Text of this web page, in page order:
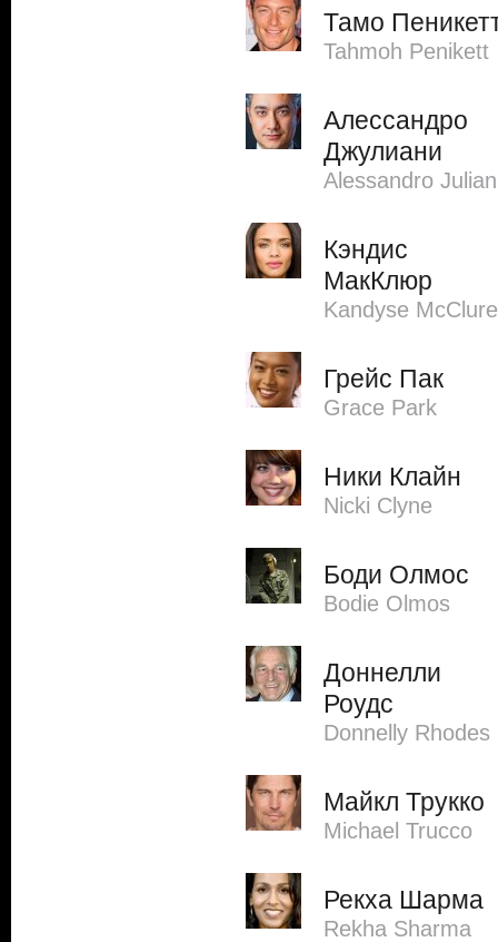
Тамо
Tahmoh Penikett
Алессандро
Джулиани
Alessandro
Кэндис
МакКлюр
Kandyse McClure
Грейс Пак
Grace Park
Ники Клайн
Nicki Clyne
Боди Олмос
Bodie Olmos
Доннелли
Роудс
Donnelly Rhodes
Майкл Трукко
Michael Trucco
Рекха Шарма
Rekha Sharma